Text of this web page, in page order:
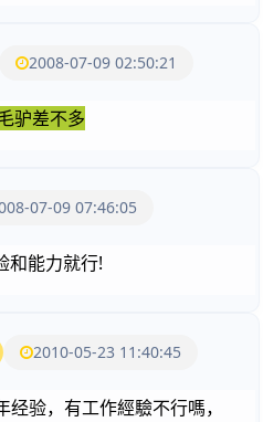
2008-07-09 02:50:21
驴差不多
07-09 07:46:05
和能力就行!
2010-05-23 11:40:45
验，有工作經驗不行嗎，